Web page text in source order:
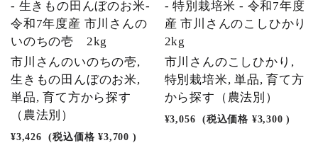
- 生きもの田んぼのお米-
令和7年度産 市川さんの
いのちの壱 2kg
市川さんのいのちの壱,
生きもの田んぼのお米,
単品, 育て方から探す
（農法別）
¥3,426 (税込価格 ¥3,700 )
- 特別栽培米 - 令和7年度
産 市川さんのこしひかり
2kg
市川さんのこしひかり,
特別栽培米, 単品, 育て方
から探す（農法別）
¥3,056 (税込価格 ¥3,300 )